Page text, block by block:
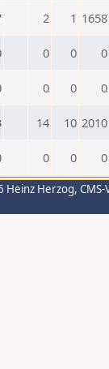
2 1 1658
0 0 0
0 0 0
14 10 2010
0 0 0
Heinz Herzog,